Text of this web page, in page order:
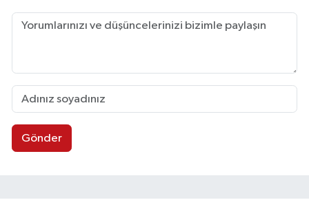
Gönder